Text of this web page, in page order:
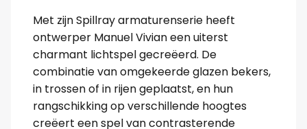
Met zijn Spillray armaturenserie heeft
ontwerper Manuel Vivian een uiterst
charmant lichtspel gecreëerd. De
combinatie van omgekeerde glazen bekers,
in trossen of in rijen geplaatst, en hun
rangschikking op verschillende hoogtes
creëert een spel van contrasterende